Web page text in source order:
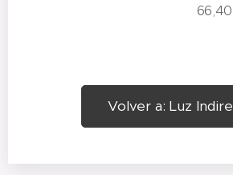
66,40
Volver a: Luz